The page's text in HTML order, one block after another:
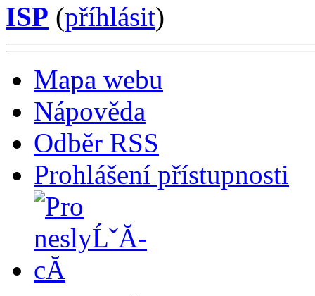
ISP (příhlásit)
Mapa webu
Nápověda
Odběr RSS
Prohlášení přístupnosti